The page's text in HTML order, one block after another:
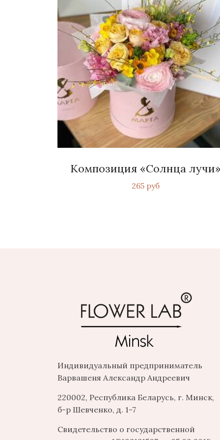
Композиция «Солнца
265 руб
Индивидуальный предприниматель
Варвашеня Александр Андреевич
220002, Республика Беларусь, г. Минск,
б-р Шевченко, д. 1-7
Свидетельство о государственной